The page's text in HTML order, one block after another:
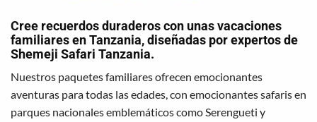
Cree recuerdos duraderos con unas vacaciones
familiares en Tanzania, diseñadas por expertos de
Shemeji Safari Tanzania.
Nuestros paquetes familiares ofrecen emocionantes
aventuras para todas las edades, con emocionantes safaris en
parques nacionales emblemáticos como Serengueti y